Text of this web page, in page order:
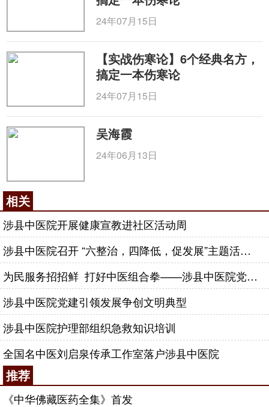
24年07月15日
【实战伤寒论】6个经典名方，
搞定一本伤寒论
24年07月15日
吴海霞
24年06月13日
相关
涉县中医院开展健康宣教进社区活动周
涉县中医院召开 “六整治，四降低，促发展”主题活动动员大会
为民服务招招鲜 打好中医组合拳——涉县中医院党建引领发展打造服务样板
涉县中医院党建引领发展争创文明典型
涉县中医院护理部组织急救知识培训
全国名中医刘启泉传承工作室落户涉县中医院
推荐
《中华佛藏医药全集》首发